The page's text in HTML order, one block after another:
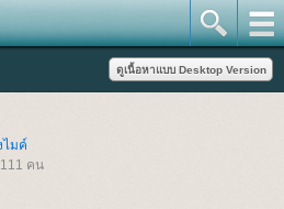
ไมค์
คน